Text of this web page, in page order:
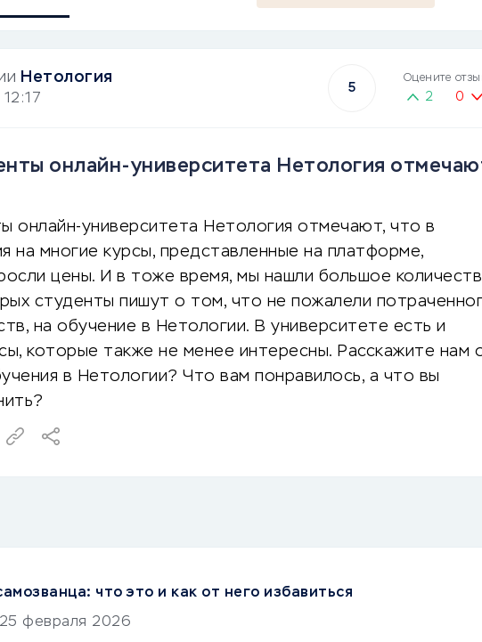
Нетология
5
Оцените
2 0
онлайн-университета Нетология
онлайн-университета Нетология отмечают, что в
на многие курсы, представленные на платформе,
цены. И в тоже время, мы нашли большое
студенты пишут о том, что не пожалели
на обучение в Нетологии. В университете есть и
которые также не менее интересны. Расскажите нам
в Нетологии? Что вам понравилось, а что вы
что это и как от него избавиться
25 февраля 2026